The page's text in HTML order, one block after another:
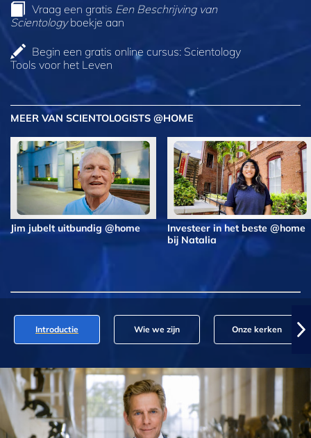
Vraag een gratis Een Beschrijving van
Scientologyboekje aan
Begin een gratis online cursus: Scientology
Tools voor het Leven
MEER VAN SCIENTOLOGISTS @HOME
Jim jubelt uitbundig @home
Investeer in het beste @home
bij Natalia
Introductie Wie we zijn Onze kerken